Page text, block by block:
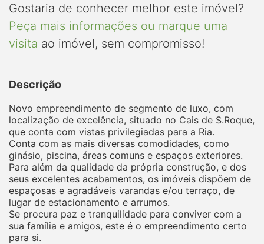
Gostaria de conhecer melhor este imóvel?
Peça mais informações ou marque uma
visita ao imóvel, sem compromisso!
Descrição
Novo empreendimento de segmento de luxo, com
localização de excelência, situado no Cais de S.Roque,
que conta com vistas privilegiadas para a Ria.
Conta com as mais diversas comodidades, como
ginásio, piscina, áreas comuns e espaços exteriores.
Para além da qualidade da própria construção, e dos
seus excelentes acabamentos, os imóveis dispõem de
espaçosas e agradáveis varandas e/ou terraço, de
lugar de estacionamento e arrumos.
Se procura paz e tranquilidade para conviver com a
sua família e amigos, este é o empreendimento certo
para si.